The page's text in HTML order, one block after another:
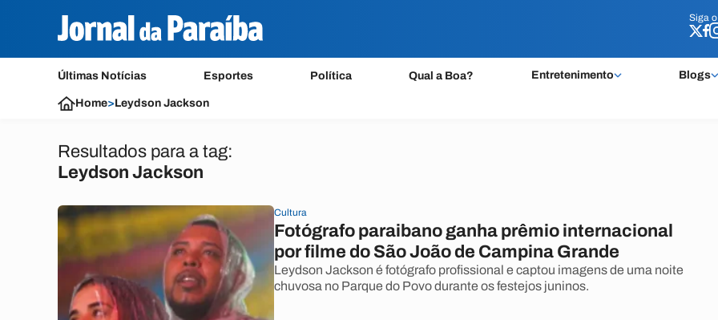
Siga o
Últimas Notícias Esportes Política Qual a Boa? Entretenimento Blogs
Siga o
Home>Leydson Jackson
Resultados para a tag:
Leydson Jackson
Cultura
Fotógrafo paraibano ganha prêmio internacional
por filme do São João de Campina Grande
Leydson Jackson é fotógrafo profissional e captou imagens de uma noite
chuvosa no Parque do Povo durante os festejos juninos.